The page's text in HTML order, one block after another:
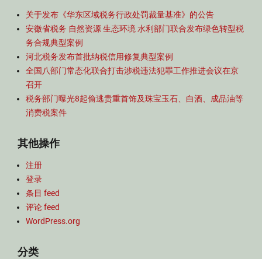
关于发布《华东区域税务行政处罚裁量基准》的公告
安徽省税务 自然资源 生态环境 水利部门联合发布绿色转型税
务合规典型案例
河北税务发布首批纳税信用修复典型案例
全国八部门常态化联合打击涉税违法犯罪工作推进会议在京
召开
税务部门曝光8起偷逃贵重首饰及珠宝玉石、白酒、成品油等
消费税案件
其他操作
注册
登录
条目 feed
评论 feed
WordPress.org
分类